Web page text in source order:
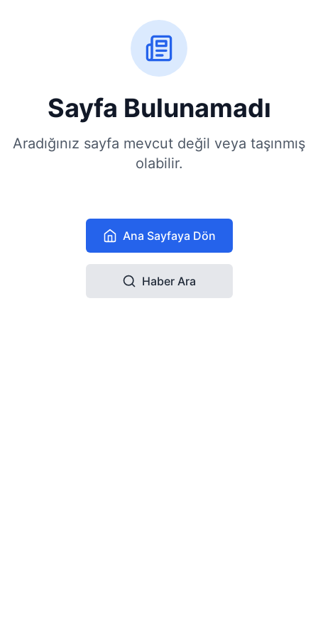
Sayfa Bulunamadı
Aradığınız sayfa mevcut değil veya taşınmış
olabilir.
Ana Sayfaya Dön
Haber Ara